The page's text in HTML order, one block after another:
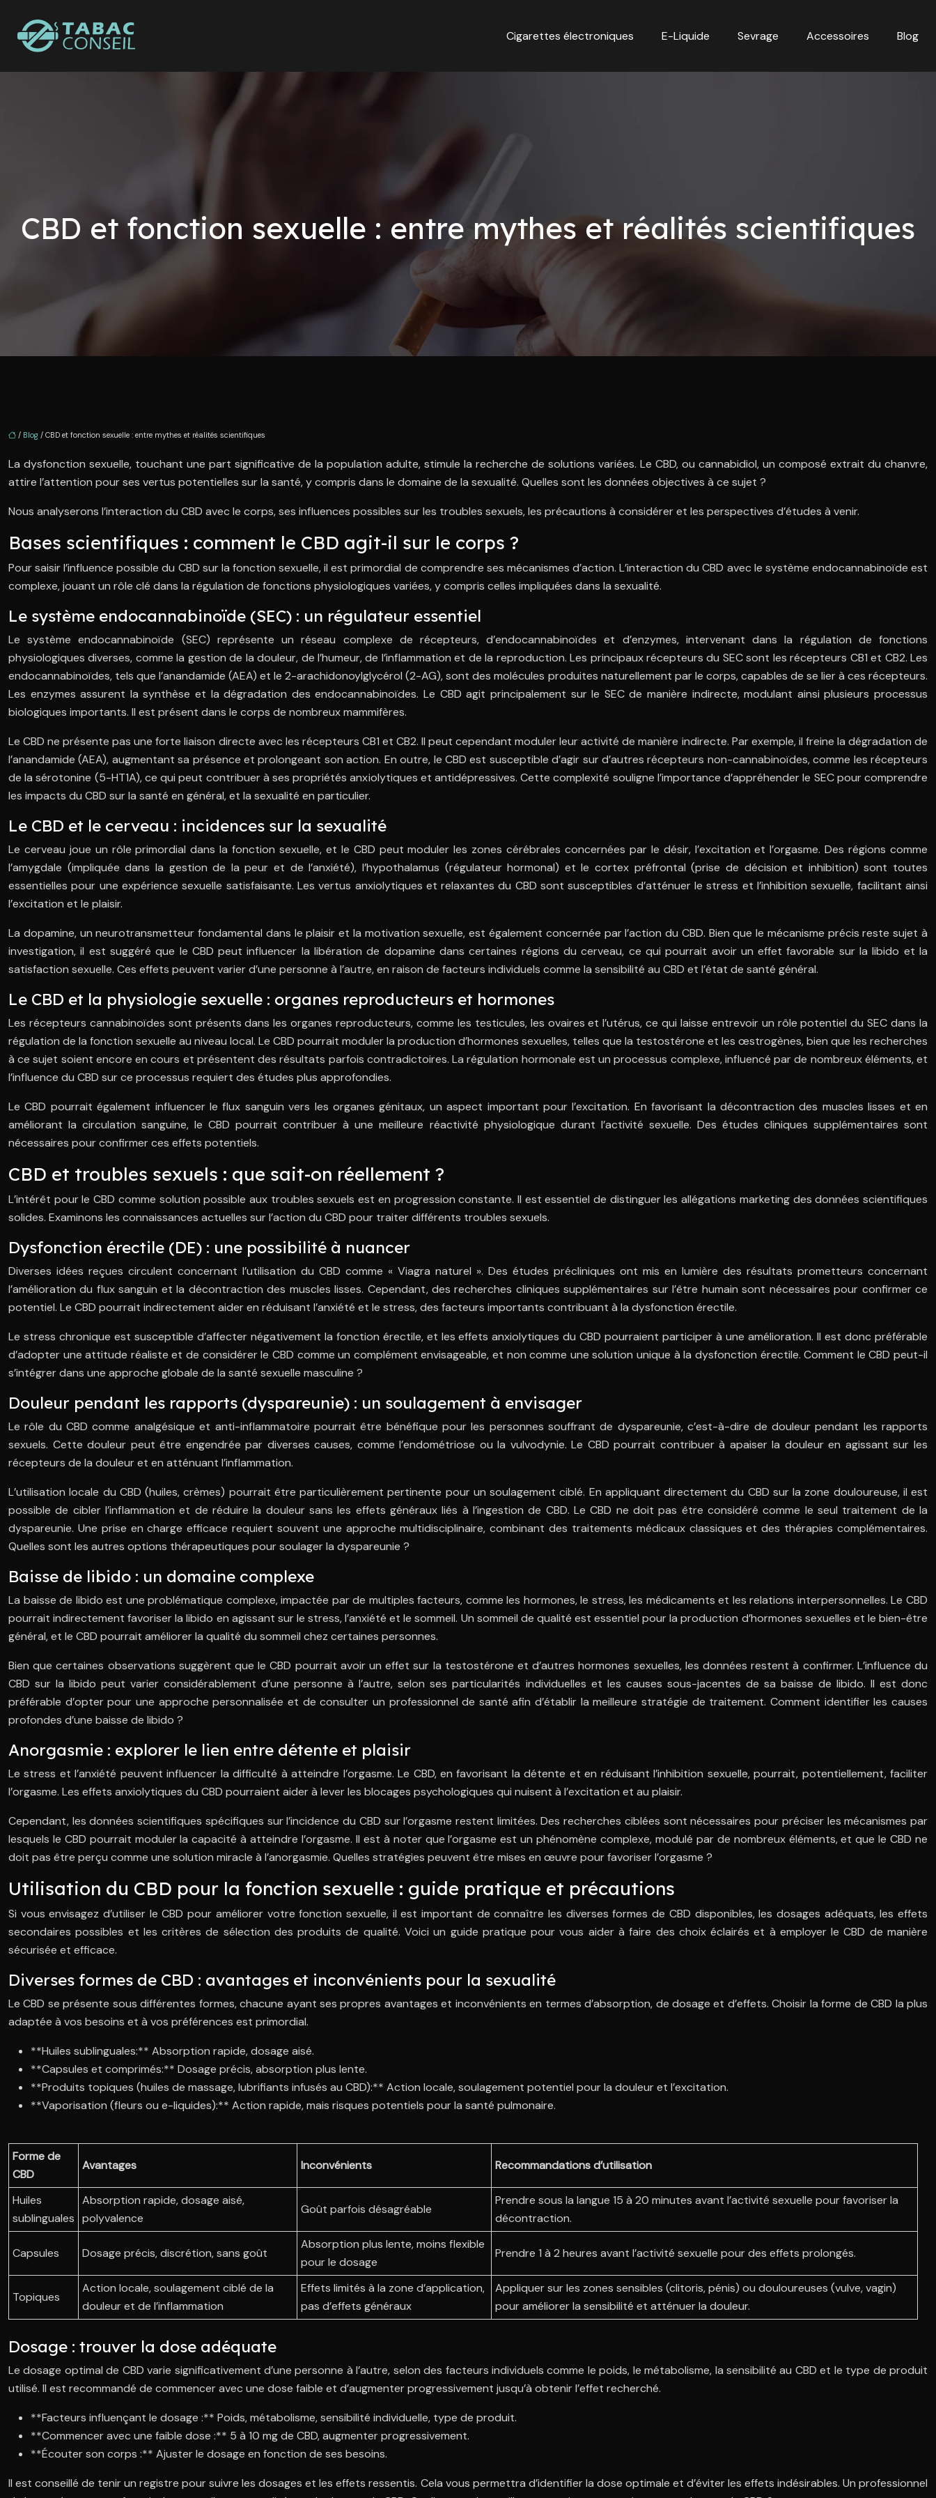
Cigarettes électroniques E-Liquide Sevrage Accessoires Blog
CBD et fonction sexuelle : entre mythes et réalités scientifiques
/ Blog / CBD et fonction sexuelle : entre mythes et réalités scientifiques
La dysfonction sexuelle, touchant une part significative de la population adulte, stimule la recherche de solutions variées. Le CBD, ou cannabidiol, un composé extrait du chanvre,
attire l’attention pour ses vertus potentielles sur la santé, y compris dans le domaine de la sexualité. Quelles sont les données objectives à ce sujet ?
Nous analyserons l’interaction du CBD avec le corps, ses influences possibles sur les troubles sexuels, les précautions à considérer et les perspectives d’études à venir.
Bases scientifiques : comment le CBD agit-il sur le corps ?
Pour saisir l’influence possible du CBD sur la fonction sexuelle, il est primordial de comprendre ses mécanismes d’action. L’interaction du CBD avec le système endocannabinoïde est
complexe, jouant un rôle clé dans la régulation de fonctions physiologiques variées, y compris celles impliquées dans la sexualité.
Le système endocannabinoïde (SEC) : un régulateur essentiel
Le système endocannabinoïde (SEC) représente un réseau complexe de récepteurs, d’endocannabinoïdes et d’enzymes, intervenant dans la régulation de fonctions
physiologiques diverses, comme la gestion de la douleur, de l’humeur, de l’inflammation et de la reproduction. Les principaux récepteurs du SEC sont les récepteurs CB1 et CB2. Les
endocannabinoïdes, tels que l’anandamide (AEA) et le 2-arachidonoylglycérol (2-AG), sont des molécules produites naturellement par le corps, capables de se lier à ces récepteurs.
Les enzymes assurent la synthèse et la dégradation des endocannabinoïdes. Le CBD agit principalement sur le SEC de manière indirecte, modulant ainsi plusieurs processus
biologiques importants. Il est présent dans le corps de nombreux mammifères.
Le CBD ne présente pas une forte liaison directe avec les récepteurs CB1 et CB2. Il peut cependant moduler leur activité de manière indirecte. Par exemple, il freine la dégradation de
l’anandamide (AEA), augmentant sa présence et prolongeant son action. En outre, le CBD est susceptible d’agir sur d’autres récepteurs non-cannabinoïdes, comme les récepteurs
de la sérotonine (5-HT1A), ce qui peut contribuer à ses propriétés anxiolytiques et antidépressives. Cette complexité souligne l’importance d’appréhender le SEC pour comprendre
les impacts du CBD sur la santé en général, et la sexualité en particulier.
Le CBD et le cerveau : incidences sur la sexualité
Le cerveau joue un rôle primordial dans la fonction sexuelle, et le CBD peut moduler les zones cérébrales concernées par le désir, l’excitation et l’orgasme. Des régions comme
l’amygdale (impliquée dans la gestion de la peur et de l’anxiété), l’hypothalamus (régulateur hormonal) et le cortex préfrontal (prise de décision et inhibition) sont toutes
essentielles pour une expérience sexuelle satisfaisante. Les vertus anxiolytiques et relaxantes du CBD sont susceptibles d’atténuer le stress et l’inhibition sexuelle, facilitant ainsi
l’excitation et le plaisir.
La dopamine, un neurotransmetteur fondamental dans le plaisir et la motivation sexuelle, est également concernée par l’action du CBD. Bien que le mécanisme précis reste sujet à
investigation, il est suggéré que le CBD peut influencer la libération de dopamine dans certaines régions du cerveau, ce qui pourrait avoir un effet favorable sur la libido et la
satisfaction sexuelle. Ces effets peuvent varier d’une personne à l’autre, en raison de facteurs individuels comme la sensibilité au CBD et l’état de santé général.
Le CBD et la physiologie sexuelle : organes reproducteurs et hormones
Les récepteurs cannabinoïdes sont présents dans les organes reproducteurs, comme les testicules, les ovaires et l’utérus, ce qui laisse entrevoir un rôle potentiel du SEC dans la
régulation de la fonction sexuelle au niveau local. Le CBD pourrait moduler la production d’hormones sexuelles, telles que la testostérone et les œstrogènes, bien que les recherches
à ce sujet soient encore en cours et présentent des résultats parfois contradictoires. La régulation hormonale est un processus complexe, influencé par de nombreux éléments, et
l’influence du CBD sur ce processus requiert des études plus approfondies.
Le CBD pourrait également influencer le flux sanguin vers les organes génitaux, un aspect important pour l’excitation. En favorisant la décontraction des muscles lisses et en
améliorant la circulation sanguine, le CBD pourrait contribuer à une meilleure réactivité physiologique durant l’activité sexuelle. Des études cliniques supplémentaires sont
nécessaires pour confirmer ces effets potentiels.
CBD et troubles sexuels : que sait-on réellement ?
L’intérêt pour le CBD comme solution possible aux troubles sexuels est en progression constante. Il est essentiel de distinguer les allégations marketing des données scientifiques
solides. Examinons les connaissances actuelles sur l’action du CBD pour traiter différents troubles sexuels.
Dysfonction érectile (DE) : une possibilité à nuancer
Diverses idées reçues circulent concernant l’utilisation du CBD comme « Viagra naturel ». Des études précliniques ont mis en lumière des résultats prometteurs concernant
l’amélioration du flux sanguin et la décontraction des muscles lisses. Cependant, des recherches cliniques supplémentaires sur l’être humain sont nécessaires pour confirmer ce
potentiel. Le CBD pourrait indirectement aider en réduisant l’anxiété et le stress, des facteurs importants contribuant à la dysfonction érectile.
Le stress chronique est susceptible d’affecter négativement la fonction érectile, et les effets anxiolytiques du CBD pourraient participer à une amélioration. Il est donc préférable
d’adopter une attitude réaliste et de considérer le CBD comme un complément envisageable, et non comme une solution unique à la dysfonction érectile. Comment le CBD peut-il
s’intégrer dans une approche globale de la santé sexuelle masculine ?
Douleur pendant les rapports (dyspareunie) : un soulagement à envisager
Le rôle du CBD comme analgésique et anti-inflammatoire pourrait être bénéfique pour les personnes souffrant de dyspareunie, c’est-à-dire de douleur pendant les rapports
sexuels. Cette douleur peut être engendrée par diverses causes, comme l’endométriose ou la vulvodynie. Le CBD pourrait contribuer à apaiser la douleur en agissant sur les
récepteurs de la douleur et en atténuant l’inflammation.
L’utilisation locale du CBD (huiles, crèmes) pourrait être particulièrement pertinente pour un soulagement ciblé. En appliquant directement du CBD sur la zone douloureuse, il est
possible de cibler l’inflammation et de réduire la douleur sans les effets généraux liés à l’ingestion de CBD. Le CBD ne doit pas être considéré comme le seul traitement de la
dyspareunie. Une prise en charge efficace requiert souvent une approche multidisciplinaire, combinant des traitements médicaux classiques et des thérapies complémentaires.
Quelles sont les autres options thérapeutiques pour soulager la dyspareunie ?
Baisse de libido : un domaine complexe
La baisse de libido est une problématique complexe, impactée par de multiples facteurs, comme les hormones, le stress, les médicaments et les relations interpersonnelles. Le CBD
pourrait indirectement favoriser la libido en agissant sur le stress, l’anxiété et le sommeil. Un sommeil de qualité est essentiel pour la production d’hormones sexuelles et le bien-être
général, et le CBD pourrait améliorer la qualité du sommeil chez certaines personnes.
Bien que certaines observations suggèrent que le CBD pourrait avoir un effet sur la testostérone et d’autres hormones sexuelles, les données restent à confirmer. L’influence du
CBD sur la libido peut varier considérablement d’une personne à l’autre, selon ses particularités individuelles et les causes sous-jacentes de sa baisse de libido. Il est donc
préférable d’opter pour une approche personnalisée et de consulter un professionnel de santé afin d’établir la meilleure stratégie de traitement. Comment identifier les causes
profondes d’une baisse de libido ?
Anorgasmie : explorer le lien entre détente et plaisir
Le stress et l’anxiété peuvent influencer la difficulté à atteindre l’orgasme. Le CBD, en favorisant la détente et en réduisant l’inhibition sexuelle, pourrait, potentiellement, faciliter
l’orgasme. Les effets anxiolytiques du CBD pourraient aider à lever les blocages psychologiques qui nuisent à l’excitation et au plaisir.
Cependant, les données scientifiques spécifiques sur l’incidence du CBD sur l’orgasme restent limitées. Des recherches ciblées sont nécessaires pour préciser les mécanismes par
lesquels le CBD pourrait moduler la capacité à atteindre l’orgasme. Il est à noter que l’orgasme est un phénomène complexe, modulé par de nombreux éléments, et que le CBD ne
doit pas être perçu comme une solution miracle à l’anorgasmie. Quelles stratégies peuvent être mises en œuvre pour favoriser l’orgasme ?
Utilisation du CBD pour la fonction sexuelle : guide pratique et précautions
Si vous envisagez d’utiliser le CBD pour améliorer votre fonction sexuelle, il est important de connaître les diverses formes de CBD disponibles, les dosages adéquats, les effets
secondaires possibles et les critères de sélection des produits de qualité. Voici un guide pratique pour vous aider à faire des choix éclairés et à employer le CBD de manière
sécurisée et efficace.
Diverses formes de CBD : avantages et inconvénients pour la sexualité
Le CBD se présente sous différentes formes, chacune ayant ses propres avantages et inconvénients en termes d’absorption, de dosage et d’effets. Choisir la forme de CBD la plus
adaptée à vos besoins et à vos préférences est primordial.
**Huiles sublinguales:** Absorption rapide, dosage aisé.
**Capsules et comprimés:** Dosage précis, absorption plus lente.
**Produits topiques (huiles de massage, lubrifiants infusés au CBD):** Action locale, soulagement potentiel pour la douleur et l’excitation.
**Vaporisation (fleurs ou e-liquides):** Action rapide, mais risques potentiels pour la santé pulmonaire.
Forme de
CBD
Avantages Inconvénients Recommandations d’utilisation
Huiles
sublinguales
Absorption rapide, dosage aisé,
polyvalence
Goût parfois désagréable
Prendre sous la langue 15 à 20 minutes avant l’activité sexuelle pour favoriser la
décontraction.
Capsules Dosage précis, discrétion, sans goût
Absorption plus lente, moins flexible
pour le dosage
Prendre 1 à 2 heures avant l’activité sexuelle pour des effets prolongés.
Topiques
Action locale, soulagement ciblé de la
douleur et de l’inflammation
Effets limités à la zone d’application,
pas d’effets généraux
Appliquer sur les zones sensibles (clitoris, pénis) ou douloureuses (vulve, vagin)
pour améliorer la sensibilité et atténuer la douleur.
Dosage : trouver la dose adéquate
Le dosage optimal de CBD varie significativement d’une personne à l’autre, selon des facteurs individuels comme le poids, le métabolisme, la sensibilité au CBD et le type de produit
utilisé. Il est recommandé de commencer avec une dose faible et d’augmenter progressivement jusqu’à obtenir l’effet recherché.
**Facteurs influençant le dosage :** Poids, métabolisme, sensibilité individuelle, type de produit.
**Commencer avec une faible dose :** 5 à 10 mg de CBD, augmenter progressivement.
**Écouter son corps :** Ajuster le dosage en fonction de ses besoins.
Il est conseillé de tenir un registre pour suivre les dosages et les effets ressentis. Cela vous permettra d’identifier la dose optimale et d’éviter les effets indésirables. Un professionnel